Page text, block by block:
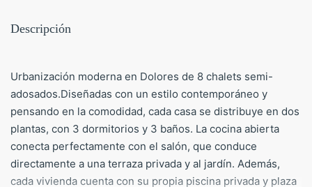
Descripción
Urbanización moderna en Dolores de 8 chalets semi-
adosados.Diseñadas con un estilo contemporáneo y
pensando en la comodidad, cada casa se distribuye en dos
plantas, con 3 dormitorios y 3 baños. La cocina abierta
conecta perfectamente con el salón, que conduce
directamente a una terraza privada y al jardín. Además,
cada vivienda cuenta con su propia piscina privada y plaza